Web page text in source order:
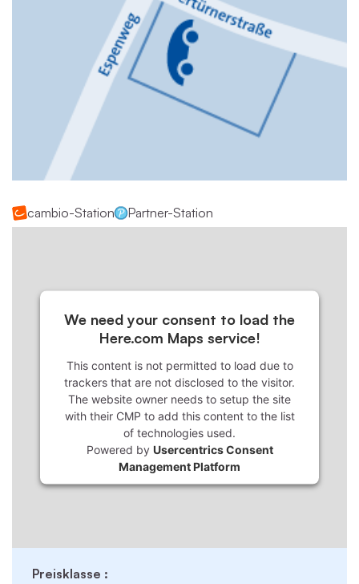
cambio-Station Partner-Station
We need your consent to load the
Here.com Maps service!
This content is not permitted to load due to
trackers that are not disclosed to the visitor.
The website owner needs to setup the site
with their CMP to add this content to the list
of technologies used.
Powered by Usercentrics Consent
Management Platform
Preisklasse :